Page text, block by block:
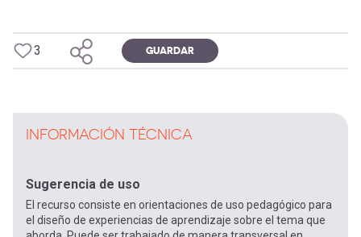
3 GUARDAR
INFORMACIÓN TÉCNICA
Sugerencia de uso
El recurso consiste en orientaciones de uso pedagógico para
el diseño de experiencias de aprendizaje sobre el tema que